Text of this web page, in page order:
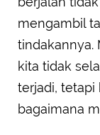
mengambil
tindakannya.
kita tidak
terjadi,
bagaimana